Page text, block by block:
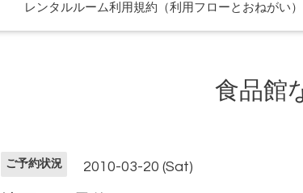
レンタルルーム利用規約（利用フローとおねがい）
食品館
ご予約状況 2010-03-20 (Sat)